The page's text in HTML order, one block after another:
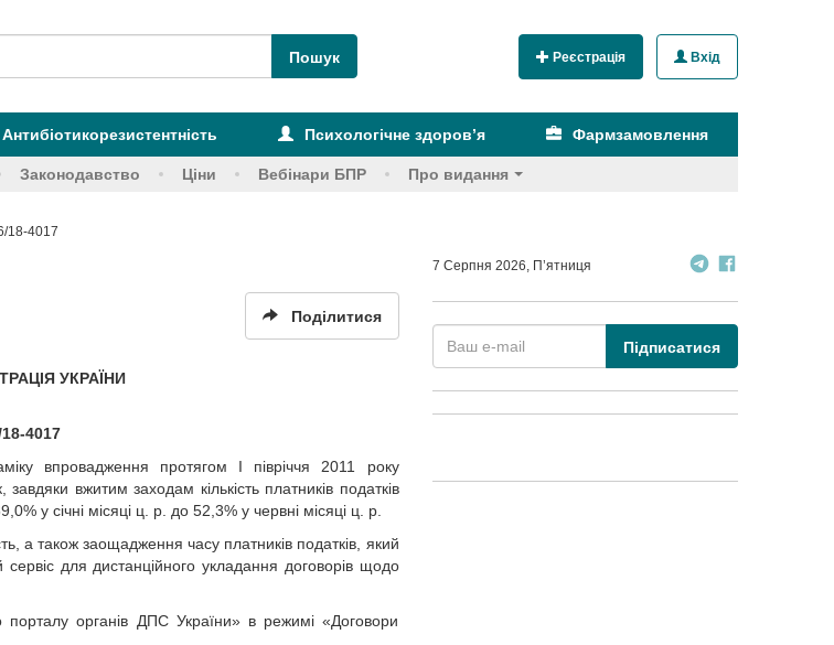
Реєстрація Вхід
Антибіотикорезистентність Психологічне здоров’я Фармзамовлення
Законодавство Ціни Вебінари БПР Про видання
18-4017
Поділитися
УКРАЇНИ
4017
впровадження протягом I півріччя 2011 року
вжитим заходам кількість платників податків
у січні місяці ц. р. до 52,3% у червні місяці ц. р.
а також заощадження часу платників податків, який
для дистанційного укладання договорів щодо
порталу органів ДПС України» в режимі «Договори
7 Серпня 2026, П’ятниця
Підписатися